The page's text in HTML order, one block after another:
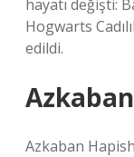
hayatı değişti:
Hogwarts
edildi.
Azkaban